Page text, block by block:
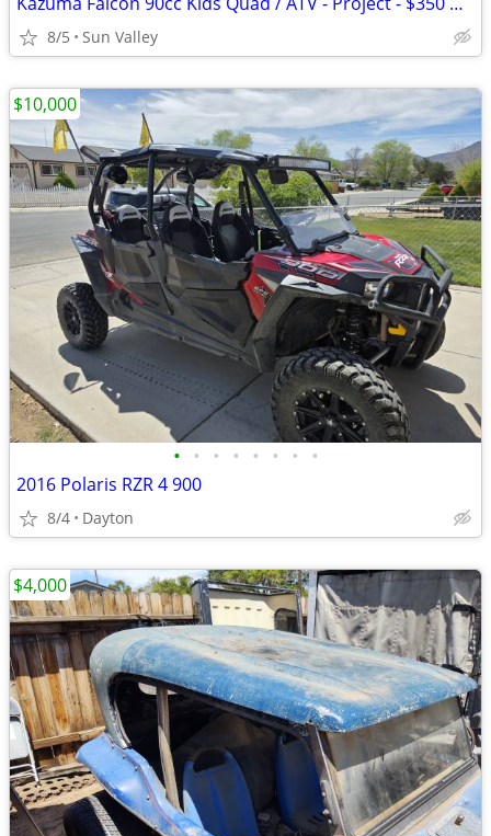
8/5 Sun Valley
• • • • • • • •
2016 Polaris RZR 4 900
8/4 Dayton
$10,000
$4,000